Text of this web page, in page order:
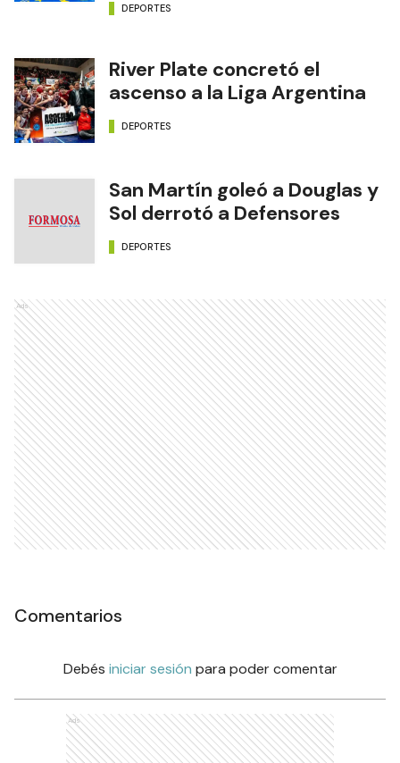
DEPORTES
River Plate concretó el
ascenso a la Liga Argentina
DEPORTES
San Martín goleó a Douglas y
Sol derrotó a Defensores
DEPORTES
Ads
Comentarios
Debés iniciar sesión para poder comentar
Ads